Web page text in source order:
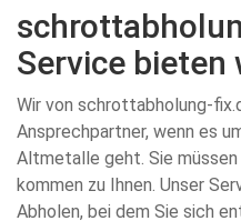
Service bieten
Wir von schrottabholung-
Ansprechpartner, wenn es
Altmetalle geht. Sie
kommen zu Ihnen. Unser
Abholen, bei dem Sie sich